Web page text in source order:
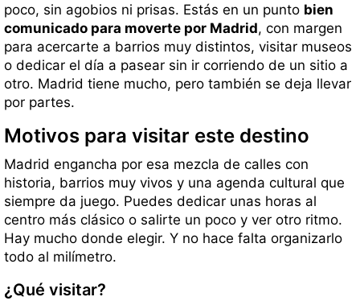
poco, sin agobios ni prisas. Estás en un punto bien
comunicado para moverte por Madrid, con margen
para acercarte a barrios muy distintos, visitar museos
o dedicar el día a pasear sin ir corriendo de un sitio a
otro. Madrid tiene mucho, pero también se deja llevar
por partes.
Motivos para visitar este destino
Madrid engancha por esa mezcla de calles con
historia, barrios muy vivos y una agenda cultural que
siempre da juego. Puedes dedicar unas horas al
centro más clásico o salirte un poco y ver otro ritmo.
Hay mucho donde elegir. Y no hace falta organizarlo
todo al milímetro.
¿Qué visitar?